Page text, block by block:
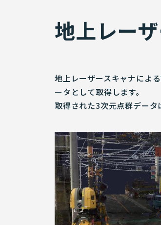
地上レー
地上レーザースキャナによ
ータとして取得します。
取得された3次元点群データ